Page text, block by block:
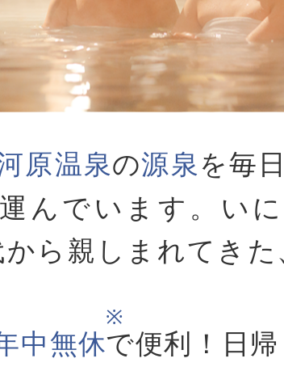
原温泉の源泉 を毎
運んでいます。い
から親しまれてきた
中無休で便利
※